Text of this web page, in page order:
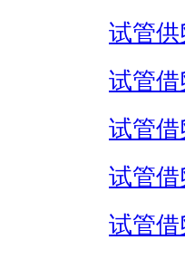
试管供
试管
试管借
试管借
试管